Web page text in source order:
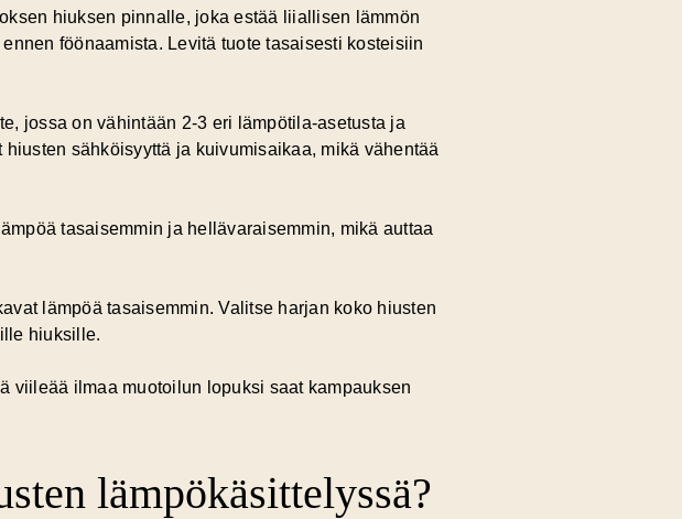
hiuksen pinnalle, joka estää liiallisen lämmön
föönaamista. Levitä tuote tasaisesti kosteisiin
jossa on vähintään 2-3 eri lämpötila-asetusta ja
sähköisyyttä ja kuivumisaikaa, mikä vähentää
tasaisemmin ja hellävaraisemmin, mikä auttaa
lämpöä tasaisemmin. Valitse harjan koko hiusten
hiuksille.
viileää ilmaa muotoilun lopuksi saat kampauksen
lämpökäsittelyssä?